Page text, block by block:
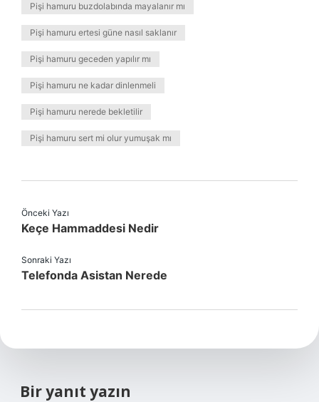
Pişi hamuru buzdolabında mayalanır mı
Pişi hamuru ertesi güne nasıl saklanır
Pişi hamuru geceden yapılır mı
Pişi hamuru ne kadar dinlenmeli
Pişi hamuru nerede bekletilir
Pişi hamuru sert mi olur yumuşak mı
Önceki Yazı
Keçe Hammaddesi Nedir
Sonraki Yazı
Telefonda Asistan Nerede
Bir yanıt yazın